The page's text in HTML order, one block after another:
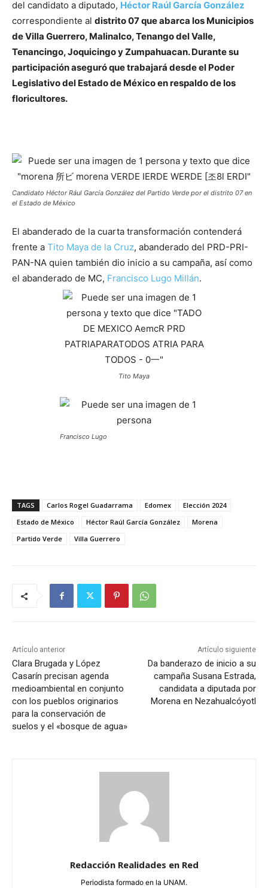
del candidato a diputado, Héctor Raúl García González
correspondiente al distrito 07 que abarca los Municipios
de Villa Guerrero, Malinalco, Tenango del Valle,
Tenancingo, Joquicingo y Zumpahuacan. Durante su
participación aseguró que trabajará desde el Poder
Legislativo del Estado de México en respaldo de los
floricultores.
Candidato Héctor Rául García González del Partido Verde por el distrito 07 en
el Estado de México
El abanderado de la cuarta transformación contenderá
frente a Tito Maya de la Cruz, abanderado del PRD-PRI-
PAN-NA quien también dio inicio a su campaña, así como
el abanderado de MC, Francisco Lugo Millán.
Tito Maya
Francisco Lugo
TAGS Carlos Rogel Guadarrama Edomex
Elección 2024
Estado de México
Héctor Raúl García González
Morena
Partido Verde
Villa Guerrero
Artículo anterior
Clara Brugada y López
Casarín precisan agenda
medioambiental en conjunto
con los pueblos originarios
para la conservación de
suelos y el «bosque de agua»
Artículo siguiente
Da banderazo de inicio a su
campaña Susana Estrada,
candidata a diputada por
Morena en Nezahualcóyotl
Redacción Realidades en Red
Periodista formado en la UNAM.